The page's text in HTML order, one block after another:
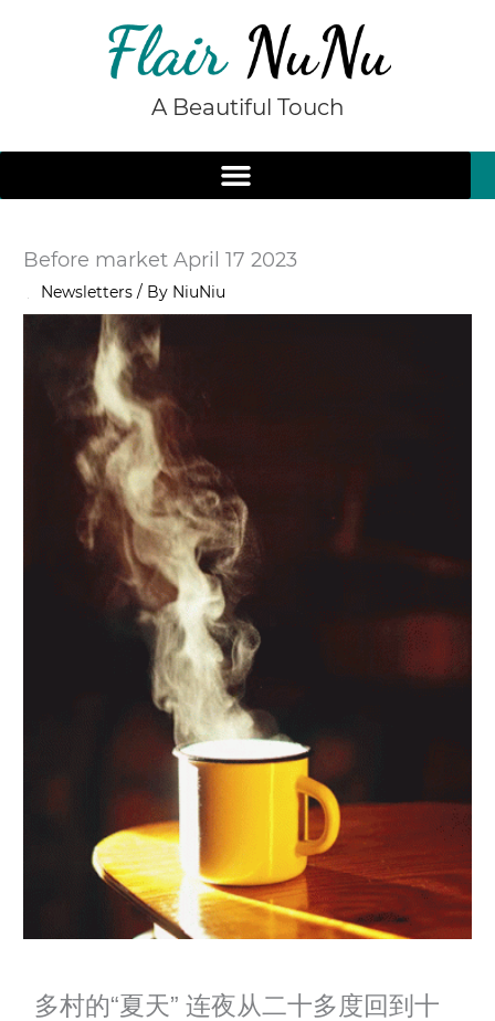
A Beautiful Touch
Before market April 17 2023
Newsletters / By NiuNiu
多村的“夏天” 连夜从二十多度回到十